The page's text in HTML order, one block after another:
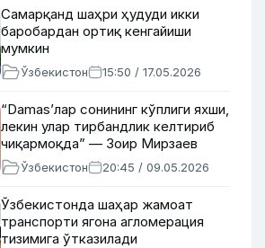
Самарқанд шаҳри ҳудуди икки
баробардан ортиқ кенгайиши
мумкин
Ўзбекистон 15:50 / 17.05.2026
“Damas’лар сонининг кўплиги яхши,
лекин улар тирбандлик келтириб
чиқармоқда” — Зоир Мирзаев
Ўзбекистон 20:45 / 09.05.2026
Ўзбекистонда шаҳар жамоат
транспорти ягона агломерация
тизимига ўтказилади